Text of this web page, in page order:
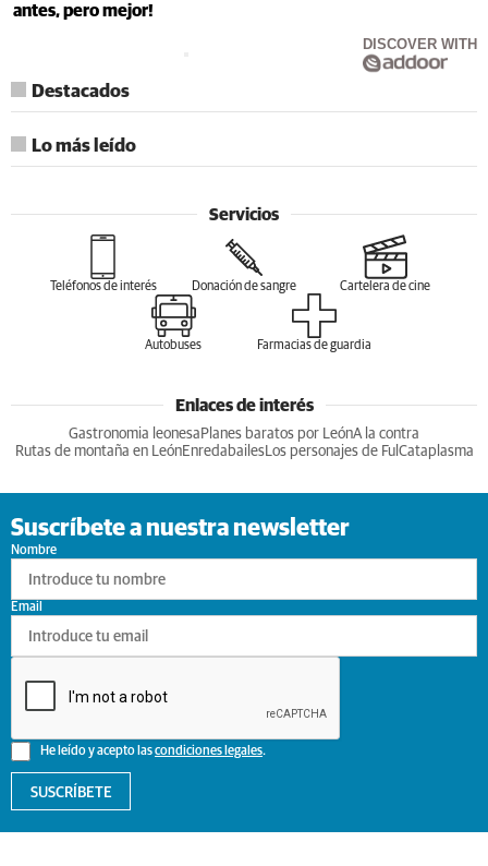
antes, pero mejor!
DISCOVER WITH
Destacados
Lo más leído
Servicios
Teléfonos de interés Donación de sangre Cartelera de cine
Autobuses Farmacias de guardia
Enlaces de interés
Gastronomia leonesa Planes baratos por LeónA la contra
Rutas de montaña en LeónEnredabailesLos personajes de Ful Cataplasma
Suscríbete a nuestra newsletter
Nombre
He leído y acepto lascondiciones legales.
Email
SUSCRÍBETE